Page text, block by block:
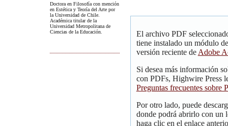
Doctora en Filosofía con mención
en Estética y Teoría del Arte por
la Universidad de Chile.
Académica titular de la
Universidad Metropolitana de
Ciencias de la Educación.
El archivo PDF
tiene instalado un módulo
versión reciente de Adobe
Si desea más información
con PDFs, Highwire Press
Preguntas frecuentes sobre
Por otro lado, puede
donde podrá abrirlo con un
haga clic en el enlace